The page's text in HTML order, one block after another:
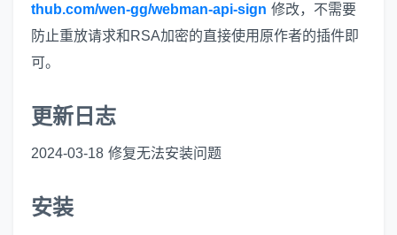
thub.com/wen-gg/webman-api-sign 修改，不需要
防止重放请求和RSA加密的直接使用原作者的插件即
可。
更新日志
2024-03-18 修复无法安装问题
安装